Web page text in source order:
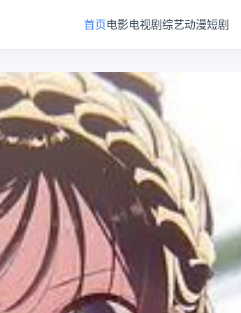
首页电影电视剧综艺动漫短剧